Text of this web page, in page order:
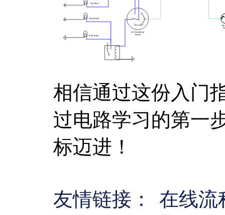
相信通过这份入门
过电路学习的第一
标迈进！
友情链接：
在线